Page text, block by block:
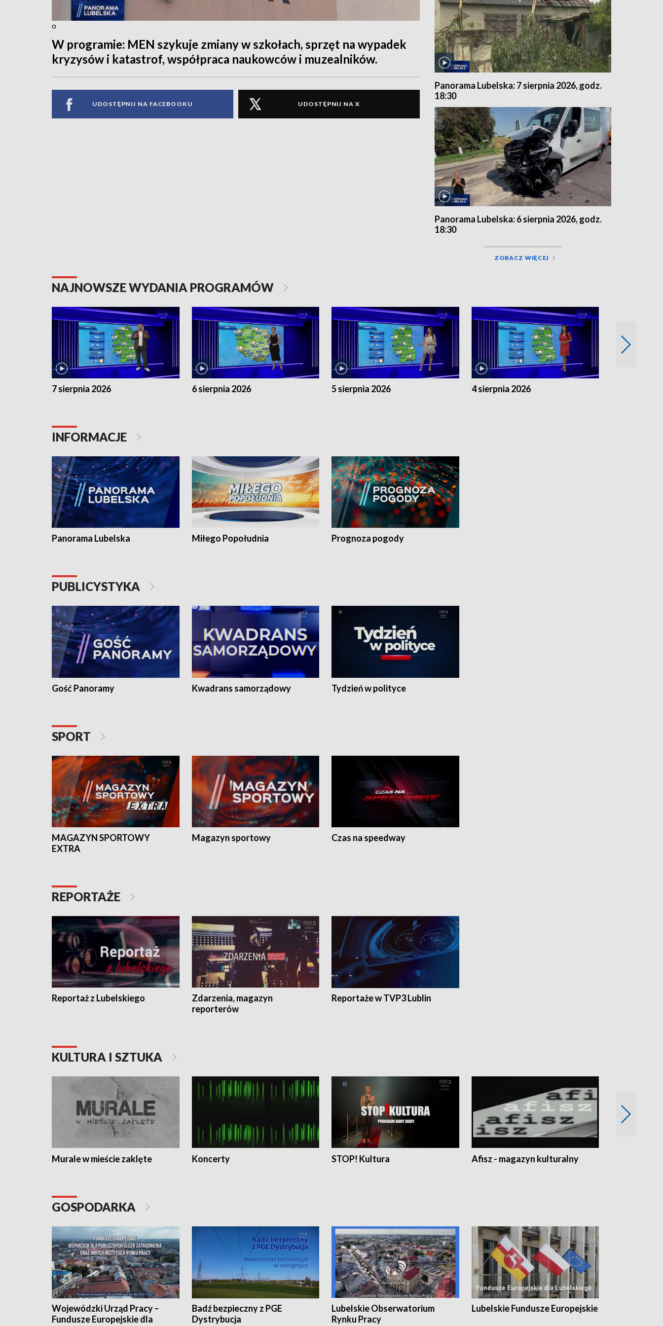
o
W programie: MEN szykuje zmiany w szkołach, sprzęt na wypadek
kryzysów i katastrof, współpraca naukowców i muzealników.
UDOSTĘPNIJ NA FACEBOOKU UDOSTĘPNIJ NA X
Panorama Lubelska: 7 sierpnia 2026, godz.
18:30
Panorama Lubelska: 6 sierpnia 2026, godz.
18:30
ZOBACZ WIĘCEJ
NAJNOWSZE WYDANIA PROGRAMÓW
7 sierpnia 2026 6 sierpnia 2026 5 sierpnia 2026 4 sierpnia 2026
INFORMACJE
Panorama Lubelska Miłego Popołudnia Prognoza pogody
PUBLICYSTYKA
Gość Panoramy Kwadrans samorządowy Tydzień w polityce
SPORT
MAGAZYN SPORTOWY
EXTRA
Magazyn sportowy Czas na speedway
REPORTAŻE
Reportaż z Lubelskiego
Zdarzenia, magazyn
reporterów
Reportaże w TVP3 Lublin
KULTURA I SZTUKA
Murale w mieście zaklęte Koncerty STOP! Kultura Afisz - magazyn kulturalny
GOSPODARKA
Wojewódzki Urząd Pracy –
Fundusze Europejskie dla
Badź bezpieczny z PGE
Dystrybucja
Lubelskie Obserwatorium
Rynku Pracy
Lubelskie Fundusze Europejskie